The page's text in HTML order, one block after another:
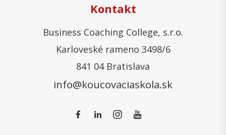
Kontakt
Business Coaching College, s.r.o.
Karloveské rameno 3498/6
841 04 Bratislava
info@koucovaciaskola.sk